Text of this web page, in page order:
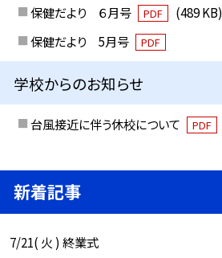
保健だより ６月号
PDF
(489 KB)
保健だより 5月号
PDF
学校からのお知らせ
台風接近に伴う休校について PDF
新着記事
7/21( 火 ) 終業式